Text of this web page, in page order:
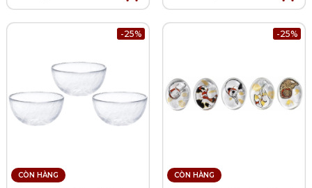
-25%
CÒN HÀNG
-25%
CÒN HÀNG